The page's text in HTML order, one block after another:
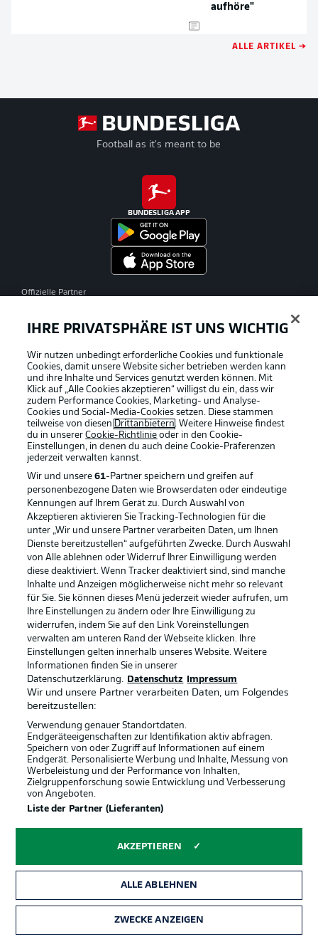
aufhöre"
ALLE ARTIKEL →
Football as it's meant to be
BUNDESLIGA APP
Offizielle Partner
Rechtliche Hinweise Voreinstellungen verwalten
Datenschutz Nutzungsbedingungen
Broadcaster Kontakt
Jobs Impressum
Partner Spieler
Liveticker
© 2026 Bundesliga-Gruppe GmbH
Anzeige Modus
IHRE PRIVATSPHÄRE IST UNS WICHTIG
Wir nutzen unbedingt erforderliche Cookies und funktionale
Cookies, damit unsere Website sicher betrieben werden kann
und ihre Inhalte und Services genutzt werden können. Mit
Klick auf „Alle Cookies akzeptieren“ willigst du ein, dass wir
zudem Performance Cookies, Marketing- und Analyse-
Cookies und Social-Media-Cookies setzen. Diese stammen
teilweise von diesen Drittanbietern. Weitere Hinweise findest
du in unsererCookie-Richtlinie oder in den Cookie-
Einstellungen, in denen du auch deine Cookie-Präferenzen
jederzeit verwalten kannst.
Wir und unsere61-Partner speichern und greifen auf
personenbezogene Daten wie Browserdaten oder eindeutige
Kennungen auf Ihrem Gerät zu. Durch Auswahl von
Akzeptieren aktivieren Sie Tracking-Technologien für die
unter „Wir und unsere Partner verarbeiten Daten, um Ihnen
Dienste bereitzustellen“ aufgeführten Zwecke. Durch Auswahl
von Alle ablehnen oder Widerruf Ihrer Einwilligung werden
diese deaktiviert. Wenn Tracker deaktiviert sind, sind manche
Inhalte und Anzeigen möglicherweise nicht mehr so relevant
für Sie. Sie können dieses Menü jederzeit wieder aufrufen, um
Ihre Einstellungen zu ändern oder Ihre Einwilligung zu
widerrufen, indem Sie auf den Link Voreinstellungen
verwalten am unteren Rand der Webseite klicken. Ihre
Einstellungen gelten innerhalb unseres Website. Weitere
Informationen finden Sie in unserer
Datenschutzerklärung.
Datenschutz Impressum
Wir und unsere Partner verarbeiten Daten, um Folgendes
bereitzustellen:
Verwendung genauer Standortdaten.
Endgeräteeigenschaften zur Identifikation aktiv abfragen.
Speichern von oder Zugriff auf Informationen auf einem
Endgerät. Personalisierte Werbung und Inhalte, Messung von
Werbeleistung und der Performance von Inhalten,
Zielgruppenforschung sowie Entwicklung und Verbesserung
von Angeboten.
Liste der Partner (Lieferanten)
AKZEPTIEREN
ALLE ABLEHNEN
ZWECKE ANZEIGEN